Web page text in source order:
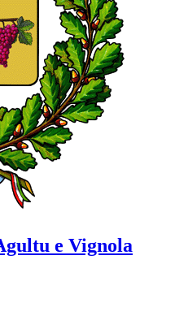
e Vignola